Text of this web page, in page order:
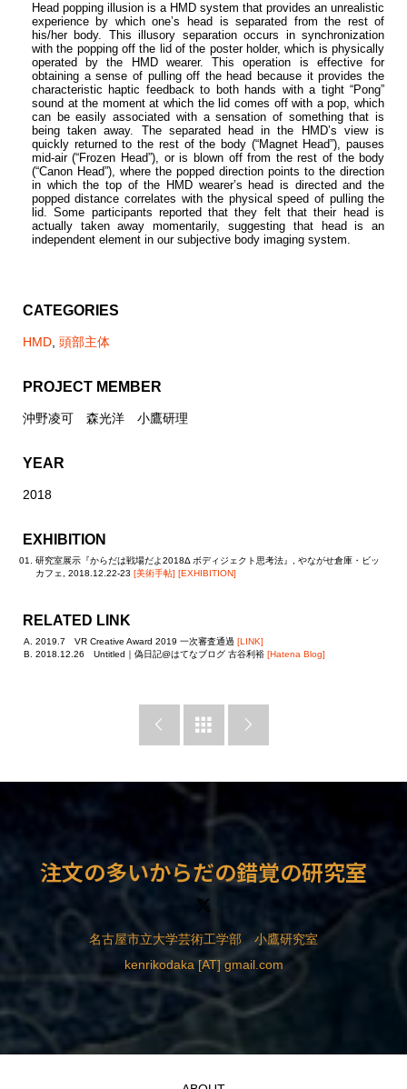
Head popping illusion is a HMD system that provides an unrealistic
experience by which one’s head is separated from the rest of
his/her body. This illusory separation occurs in synchronization
with the popping off the lid of the poster holder, which is physically
operated by the HMD wearer. This operation is effective for
obtaining a sense of pulling off the head because it provides the
characteristic haptic feedback to both hands with a tight “Pong”
sound at the moment at which the lid comes off with a pop, which
can be easily associated with a sensation of something that is
being taken away. The separated head in the HMD’s view is
quickly returned to the rest of the body (“Magnet Head”), pauses
mid-air (“Frozen Head”), or is blown off from the rest of the body
(“Canon Head”), where the popped direction points to the direction
in which the top of the HMD wearer’s head is directed and the
popped distance correlates with the physical speed of pulling the
lid. Some participants reported that they felt that their head is
actually taken away momentarily, suggesting that head is an
independent element in our subjective body imaging system.
CATEGORIES
HMD, 頭部主体
PROJECT MEMBER
沖野凌可 森光洋 小鷹研理
YEAR
2018
EXHIBITION
研究室展示『からだは戦場だよ2018Δ ボディジェクト思考法』, やながせ倉庫・ビッ
カフェ, 2018.12.22-23 [美術手帖] [EXHIBITION]
RELATED LINK
2019.7 VR Creative Award 2019 一次審査通過 [LINK]
2018.12.26 Untitled｜偽日記@はてなブログ 古谷利裕 [Hatena Blog]
  
注文の多いからだの錯覚の研究室
名古屋市立大学芸術工学部 小鷹研究室
kenrikodaka [AT] gmail.com